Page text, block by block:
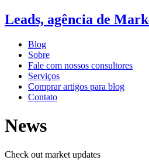
Leads, agência de
Blog
Sobre
Fale com nossos consultores
Serviços
Comprar artigos para blog
Contato
News
Check out market updates